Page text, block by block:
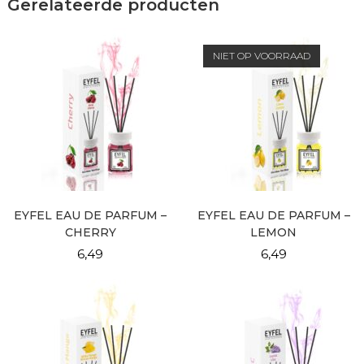
Gerelateerde producten
EYFEL EAU DE PARFUM –
CHERRY
6,49
NIET OP VOORRAAD
EYFEL EAU DE PARFUM –
LEMON
6,49